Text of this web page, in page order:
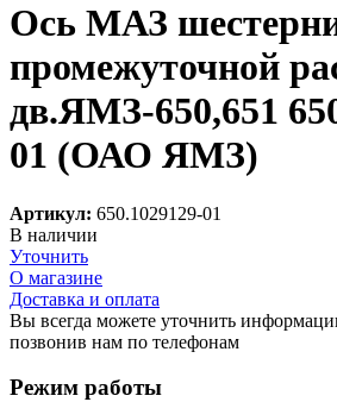
Ось МАЗ
промежуточной
дв.ЯМЗ-650,651
01 (ОАО ЯМЗ)
Артикул: 650.1029129-01
В наличии
Уточнить
О магазине
Доставка и оплата
Вы всегда можете уточнить
позвонив нам по телефонам
Режим работы